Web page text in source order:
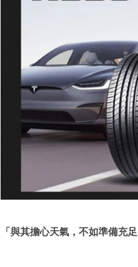
「與其擔心天氣，不如準備充